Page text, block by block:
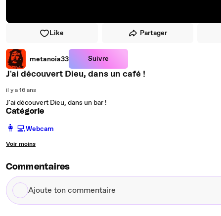
Like Partager
metanoia33 Suivre
J'ai découvert Dieu, dans un café !
il y a 16 ans
J'ai découvert Dieu, dans un bar !
Catégorie
️👩‍💻️Webcam
Voir moins
Commentaires
Ajoute
ton